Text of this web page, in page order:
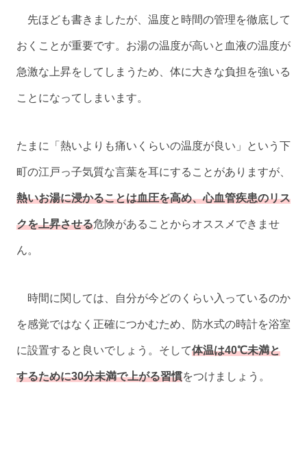
先ほども書きましたが、温度と時間の管理を徹底して
おくことが重要です。お湯の温度が高いと血液の温度が
急激な上昇をしてしまうため、体に大きな負担を強いる
ことになってしまいます。
たまに「熱いよりも痛いくらいの温度が良い」という下
町の江戸っ子気質な言葉を耳にすることがありますが、
熱いお湯に浸かることは血圧を高め、心血管疾患のリス
クを上昇させる危険があることからオススメできませ
ん。
時間に関しては、自分が今どのくらい入っているのか
を感覚ではなく正確につかむため、防水式の時計を浴室
に設置すると良いでしょう。そして体温は40℃未満と
するために30分未満で上がる習慣をつけましょう。